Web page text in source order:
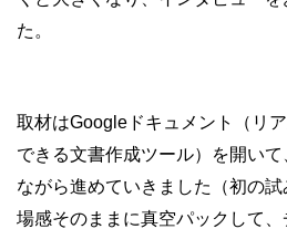
た。
取材はGoogleドキュメント（リ
できる文書作成ツール）を開い
ながら進めていきました（初の
場感そのままに真空パックして